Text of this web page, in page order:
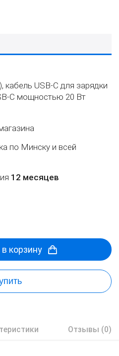
кабель USB‑C для зарядки
мощностью 20 Вт
по Минску и всей
12 месяцев
корзину
Отзывы (0)